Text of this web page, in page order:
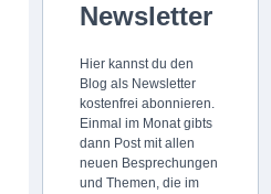
Newsletter
Hier kannst du den
Blog als Newsletter
kostenfrei abonnieren.
Einmal im Monat gibts
dann Post mit allen
neuen Besprechungen
und Themen, die im